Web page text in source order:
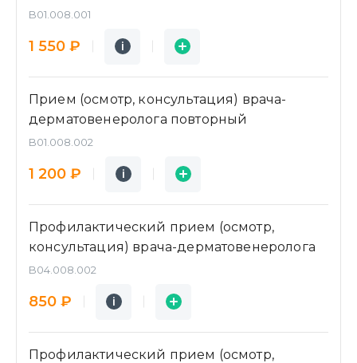
B01.008.001
1 550 ₽ i
Подробнее
i
Заявка
Прием (осмотр, консультация) врача-
дерматовенеролога повторный
B01.008.002
1 200 ₽ i
Подробнее
i
Заявка
Профилактический прием (осмотр,
консультация) врача-дерматовенеролога
B04.008.002
850 ₽ i
Подробнее
i
Заявка
Профилактический прием (осмотр,